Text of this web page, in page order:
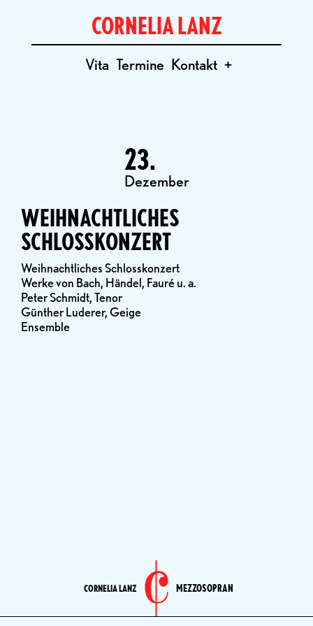
CORNELIA LANZ
Vita Termine Kontakt +
23.
Dezember
WEIHNACHTLICHES
SCHLOSSKONZERT
Weihnachtliches Schlosskonzert
Werke von Bach, Händel, Fauré u. a.
Peter Schmidt, Tenor
Günther Luderer, Geige
Ensemble
CORNELIA LANZ MEZZOSOPRAN